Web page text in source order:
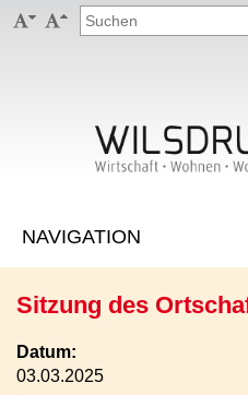
 
Sitzung des
Datum:
03.03.2025